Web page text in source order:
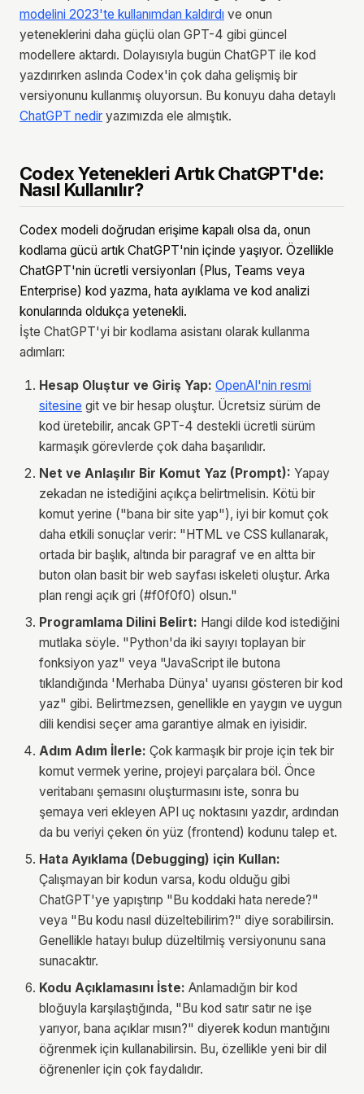
modelini 2023'te kullanımdan kaldırdı ve onun
yeteneklerini daha güçlü olan GPT-4 gibi güncel
modellere aktardı. Dolayısıyla bugün ChatGPT ile kod
yazdırırken aslında Codex'in çok daha gelişmiş bir
versiyonunu kullanmış oluyorsun. Bu konuyu daha detaylı
ChatGPT nedir yazımızda ele almıştık.
Codex Yetenekleri Artık ChatGPT'de:
Nasıl Kullanılır?
Codex modeli doğrudan erişime kapalı olsa da, onun
kodlama gücü artık ChatGPT'nin içinde yaşıyor. Özellikle
ChatGPT'nin ücretli versiyonları (Plus, Teams veya
Enterprise) kod yazma, hata ayıklama ve kod analizi
konularında oldukça yetenekli.
İşte ChatGPT'yi bir kodlama asistanı olarak kullanma
adımları:
Hesap Oluştur ve Giriş Yap: OpenAI'nin resmi
sitesine git ve bir hesap oluştur. Ücretsiz sürüm de
kod üretebilir, ancak GPT-4 destekli ücretli sürüm
karmaşık görevlerde çok daha başarılıdır.
Net ve Anlaşılır Bir Komut Yaz (Prompt): Yapay
zekadan ne istediğini açıkça belirtmelisin. Kötü bir
komut yerine ("bana bir site yap"), iyi bir komut çok
daha etkili sonuçlar verir: "HTML ve CSS kullanarak,
ortada bir başlık, altında bir paragraf ve en altta bir
buton olan basit bir web sayfası iskeleti oluştur. Arka
plan rengi açık gri (#f0f0f0) olsun."
Programlama Dilini Belirt: Hangi dilde kod istediğini
mutlaka söyle. "Python'da iki sayıyı toplayan bir
fonksiyon yaz" veya "JavaScript ile butona
tıklandığında 'Merhaba Dünya' uyarısı gösteren bir kod
yaz" gibi. Belirtmezsen, genellikle en yaygın ve uygun
dili kendisi seçer ama garantiye almak en iyisidir.
Adım Adım İlerle: Çok karmaşık bir proje için tek bir
komut vermek yerine, projeyi parçalara böl. Önce
veritabanı şemasını oluşturmasını iste, sonra bu
şemaya veri ekleyen API uç noktasını yazdır, ardından
da bu veriyi çeken ön yüz (frontend) kodunu talep et.
Hata Ayıklama (Debugging) için Kullan:
Çalışmayan bir kodun varsa, kodu olduğu gibi
ChatGPT'ye yapıştırıp "Bu koddaki hata nerede?"
veya "Bu kodu nasıl düzeltebilirim?" diye sorabilirsin.
Genellikle hatayı bulup düzeltilmiş versiyonunu sana
sunacaktır.
Kodu Açıklamasını İste: Anlamadığın bir kod
bloğuyla karşılaştığında, "Bu kod satır satır ne işe
yarıyor, bana açıklar mısın?" diyerek kodun mantığını
öğrenmek için kullanabilirsin. Bu, özellikle yeni bir dil
öğrenenler için çok faydalıdır.